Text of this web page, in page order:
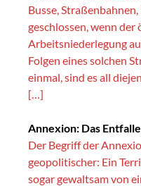
Busse,
geschlossen, wenn
Arbeitsniederlegung
Folgen eines solchen
einmal, sind es all
[…]
Annexion: Das
Der Begriff der
geopolitischer: Ein
sogar gewaltsam von